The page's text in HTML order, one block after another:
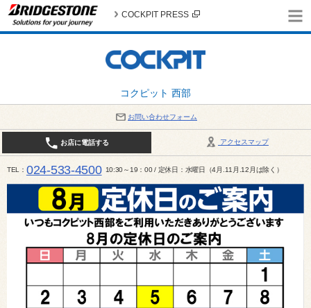
コクピット 西部
COCKPIT PRESS
お問い合わせフォーム
アクセスマップ
お店に電話する
TEL 024-533-4500 10:30～19：00 / 定休日：水曜日（4月.11月.12月